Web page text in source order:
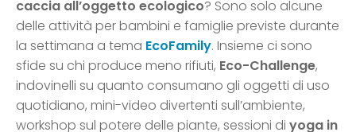
caccia all’oggetto ecologico? Sono solo alcune
delle attività per bambini e famiglie previste durante
la settimana a tema EcoFamily. Insieme ci sono
sfide su chi produce meno rifiuti, Eco-Challenge,
indovinelli su quanto consumano gli oggetti di uso
quotidiano, mini-video divertenti sull’ambiente,
workshop sul potere delle piante, sessioni di yoga in